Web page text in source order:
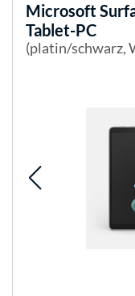
Microsoft
Tablet-PC
(platin/schwarz,